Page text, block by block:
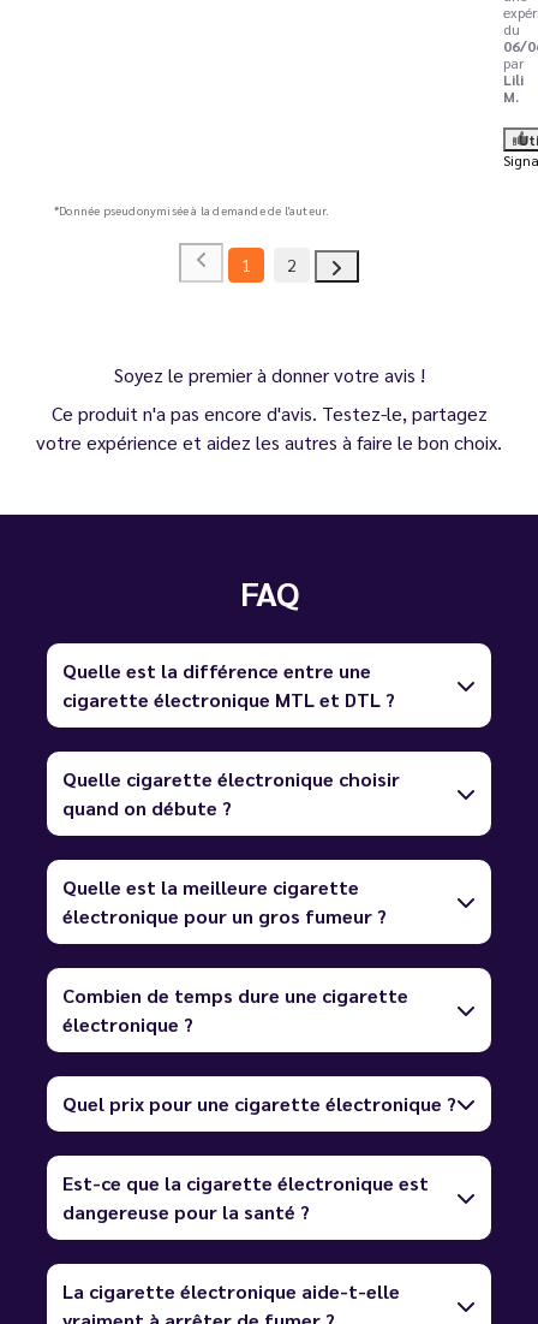
du
06/
par
Lili
M.
*Donnée pseudonymisée à la demande de l'auteur.
1 2
Soyez le premier à donner votre avis !
Ce produit n'a pas encore d'avis. Testez-le, partagez
votre expérience et aidez les autres à faire le bon choix.
FAQ
Quelle est la différence entre une
cigarette électronique MTL et DTL ?
Quelle cigarette électronique choisir
quand on débute ?
Quelle est la meilleure cigarette
électronique pour un gros fumeur ?
Combien de temps dure une cigarette
électronique ?
Quel prix pour une cigarette électronique ?
Est-ce que la cigarette électronique est
dangereuse pour la santé ?
La cigarette électronique aide-t-elle